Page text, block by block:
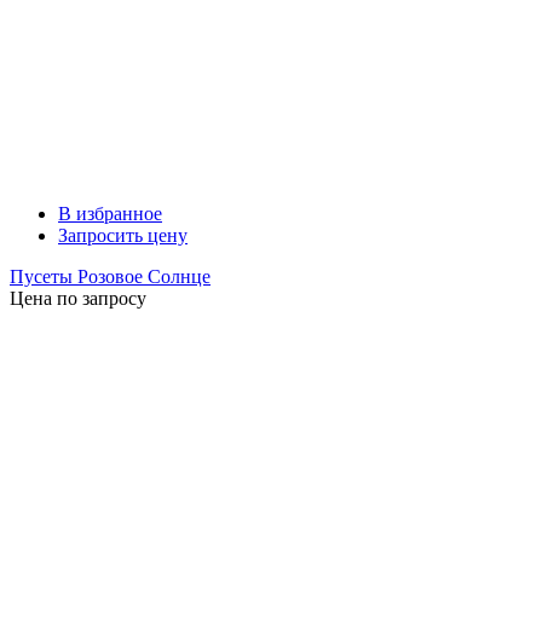
В избранное
Запросить цену
Пусеты Розовое Солнце
Цена по запросу